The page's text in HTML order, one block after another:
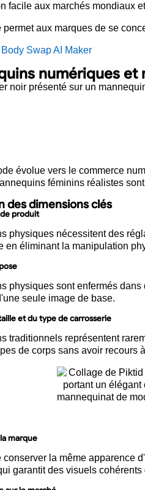
facile aux marchés mondiaux
permet aux marques de se
Body Swap AI Maker
numériques et
évolue vers le commerce
féminins réalistes
des dimensions clés
produit
physiques nécessitent des
en éliminant la manipulation
physiques sont enfermés
seule image de base.
et du type de carrosserie
traditionnels représentent
de corps sans avoir recours
marque
conserver la même
garantit des visuels